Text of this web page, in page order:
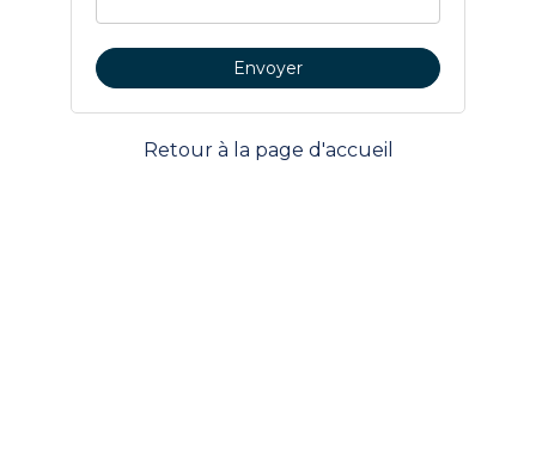
Retour à la page d'accueil